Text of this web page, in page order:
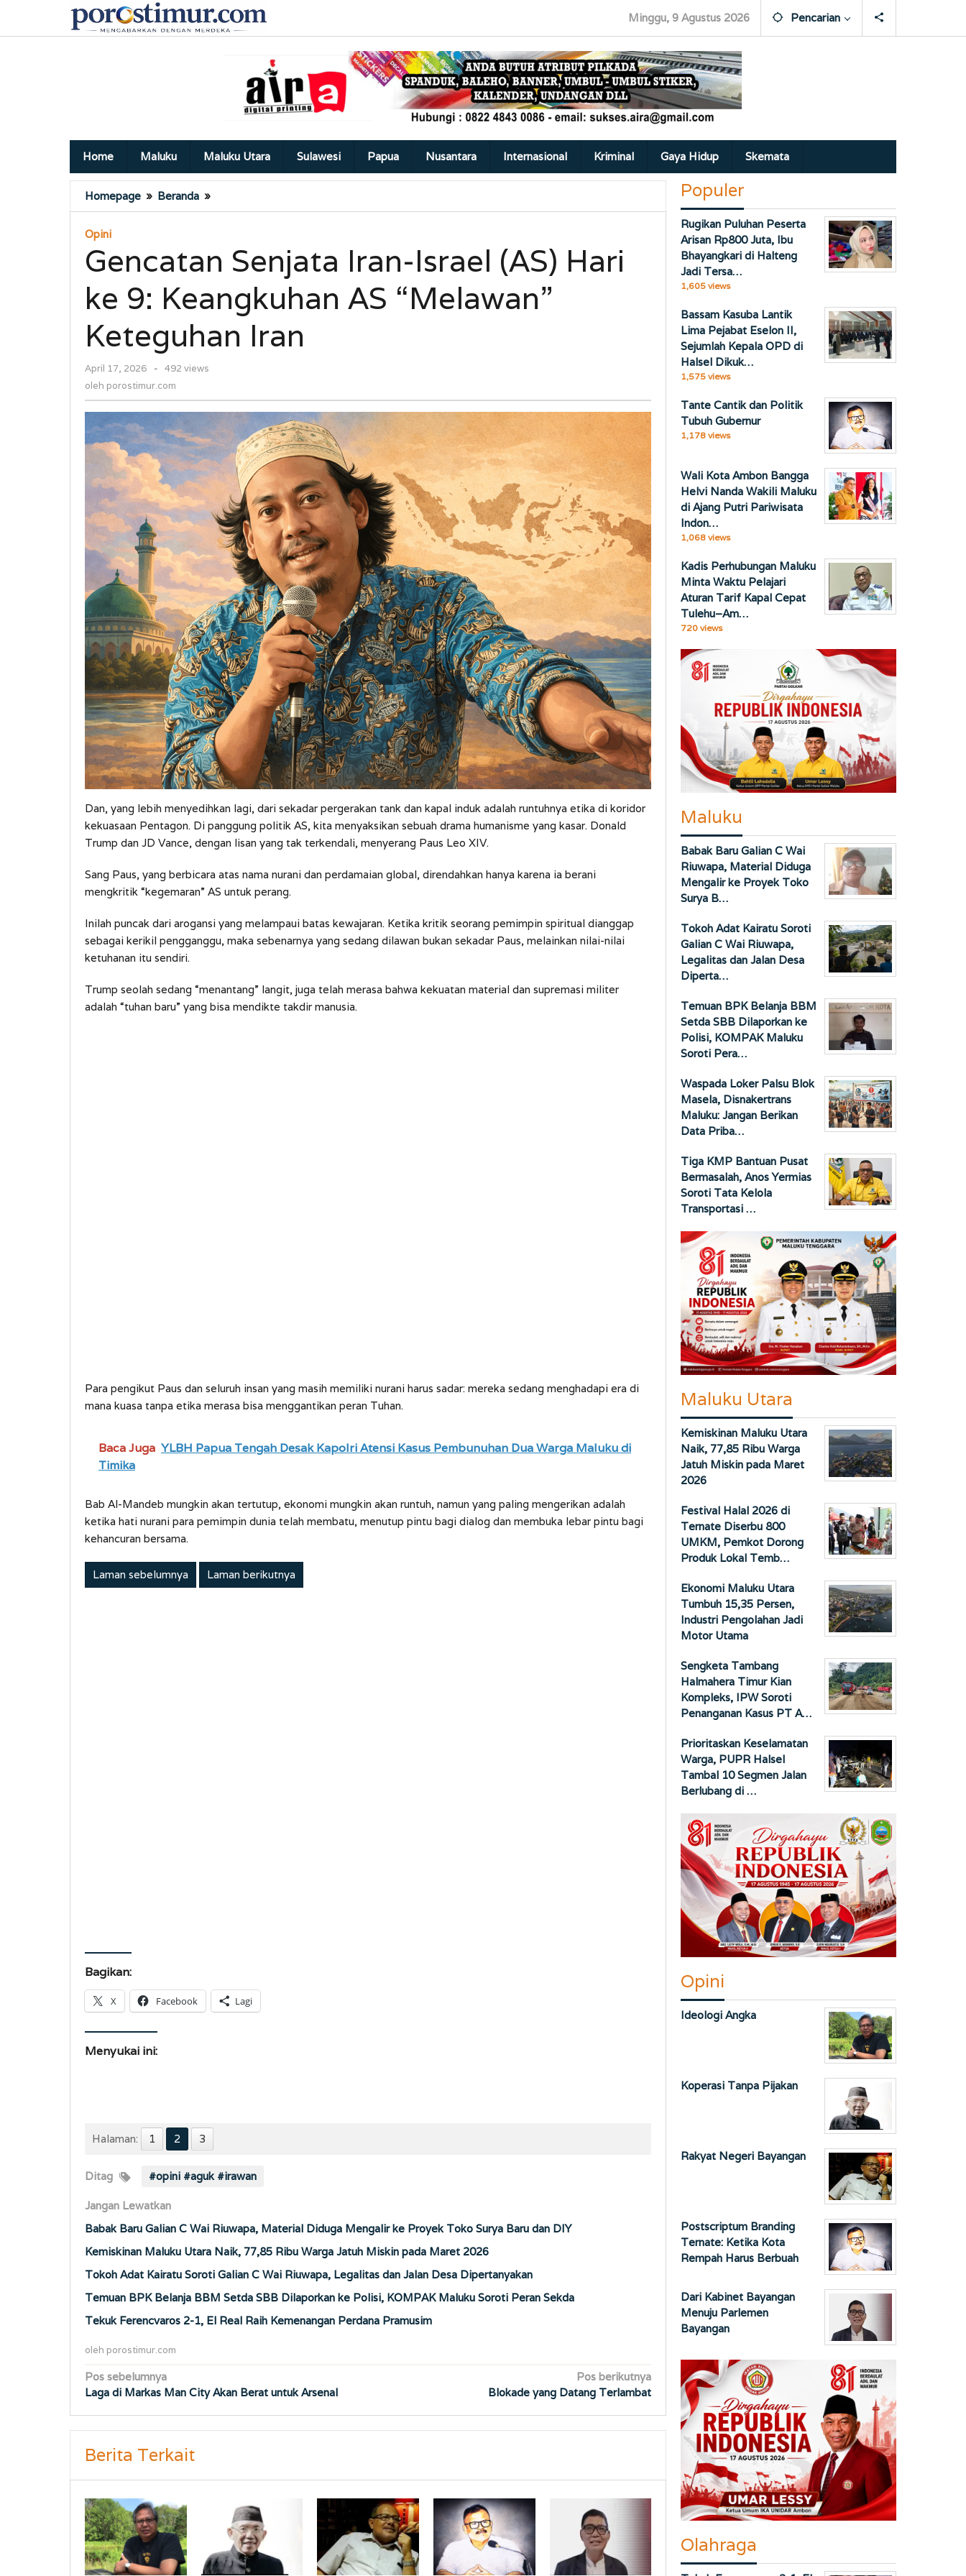
konten
Minggu, 9 Agustus 2026 Pencarian
Home Maluku Maluku Utara Sulawesi Papua Nusantara Internasional Kriminal Gaya Hidup Skemata
Homepage » Beranda »
Senjata
(AS)
Hari
ke
9:
Keangkuhan
AS
Opini
Gencatan Senjata Iran-Israel (AS) Hari
ke 9: Keangkuhan AS “Melawan”
Keteguhan Iran
April 17, 2026
oleh
- 492 views
oleh porostimur.com
Dan, yang lebih menyedihkan lagi, dari sekadar pergerakan tank dan kapal induk adalah runtuhnya etika di koridor
kekuasaan Pentagon. Di panggung politik AS, kita menyaksikan sebuah drama humanisme yang kasar. Donald
Trump dan JD Vance, dengan lisan yang tak terkendali, menyerang Paus Leo XIV.
Sang Paus, yang berbicara atas nama nurani dan perdamaian global, direndahkan hanya karena ia berani
mengkritik “kegemaran” AS untuk perang.
Inilah puncak dari arogansi yang melampaui batas kewajaran. Ketika kritik seorang pemimpin spiritual dianggap
sebagai kerikil pengganggu, maka sebenarnya yang sedang dilawan bukan sekadar Paus, melainkan nilai-nilai
ketuhanan itu sendiri.
Trump seolah sedang “menantang” langit, juga telah merasa bahwa kekuatan material dan supremasi militer
adalah “tuhan baru” yang bisa mendikte takdir manusia.
Para pengikut Paus dan seluruh insan yang masih memiliki nurani harus sadar: mereka sedang menghadapi era di
mana kuasa tanpa etika merasa bisa menggantikan peran Tuhan.
Baca Juga YLBH Papua Tengah Desak Kapolri Atensi Kasus Pembunuhan Dua Warga Maluku di
Timika
Bab Al-Mandeb mungkin akan tertutup, ekonomi mungkin akan runtuh, namun yang paling mengerikan adalah
ketika hati nurani para pemimpin dunia telah membatu, menutup pintu bagi dialog dan membuka lebar pintu bagi
kehancuran bersama.
Laman sebelumnya Laman berikutnya
Bagikan:
X Facebook Lagi
Menyukai ini:
Halaman: 1 2 3
Ditag #opini #aguk #irawan
Jangan Lewatkan
Babak Baru Galian C Wai Riuwapa, Material Diduga Mengalir ke Proyek Toko Surya Baru dan DIY
Kemiskinan Maluku Utara Naik, 77,85 Ribu Warga Jatuh Miskin pada Maret 2026
Tokoh Adat Kairatu Soroti Galian C Wai Riuwapa, Legalitas dan Jalan Desa Dipertanyakan
Temuan BPK Belanja BBM Setda SBB Dilaporkan ke Polisi, KOMPAK Maluku Soroti Peran Sekda
Tekuk Ferencvaros 2-1, El Real Raih Kemenangan Perdana Pramusim
oleh porostimur.com
Navigasi
pos
Pos sebelumnya
Laga di Markas Man City Akan Berat untuk Arsenal
Pos berikutnya
Blokade yang Datang Terlambat
Berita Terkait
Populer
Rugikan Puluhan Peserta
Arisan Rp800 Juta, Ibu
Bhayangkari di Halteng
Jadi Tersa…
1,605 views
Bassam Kasuba Lantik
Lima Pejabat Eselon II,
Sejumlah Kepala OPD di
Halsel Dikuk…
1,575 views
Tante Cantik dan Politik
Tubuh Gubernur
1,178 views
Wali Kota Ambon Bangga
Helvi Nanda Wakili Maluku
di Ajang Putri Pariwisata
Indon…
1,068 views
Kadis Perhubungan Maluku
Minta Waktu Pelajari
Aturan Tarif Kapal Cepat
Tulehu–Am…
720 views
Maluku
Babak Baru Galian C Wai
Riuwapa, Material Diduga
Mengalir ke Proyek Toko
Surya B…
Tokoh Adat Kairatu Soroti
Galian C Wai Riuwapa,
Legalitas dan Jalan Desa
Diperta…
Temuan BPK Belanja BBM
Setda SBB Dilaporkan ke
Polisi, KOMPAK Maluku
Soroti Pera…
Waspada Loker Palsu Blok
Masela, Disnakertrans
Maluku: Jangan Berikan
Data Priba…
Tiga KMP Bantuan Pusat
Bermasalah, Anos Yermias
Soroti Tata Kelola
Transportasi …
Maluku Utara
Kemiskinan Maluku Utara
Naik, 77,85 Ribu Warga
Jatuh Miskin pada Maret
2026
Festival Halal 2026 di
Ternate Diserbu 800
UMKM, Pemkot Dorong
Produk Lokal Temb…
Ekonomi Maluku Utara
Tumbuh 15,35 Persen,
Industri Pengolahan Jadi
Motor Utama
Sengketa Tambang
Halmahera Timur Kian
Kompleks, IPW Soroti
Penanganan Kasus PT A…
Prioritaskan Keselamatan
Warga, PUPR Halsel
Tambal 10 Segmen Jalan
Berlubang di …
Opini
Ideologi Angka
Koperasi Tanpa Pijakan
Rakyat Negeri Bayangan
Postscriptum Branding
Ternate: Ketika Kota
Rempah Harus Berbuah
Dari Kabinet Bayangan
Menuju Parlemen
Bayangan
Olahraga